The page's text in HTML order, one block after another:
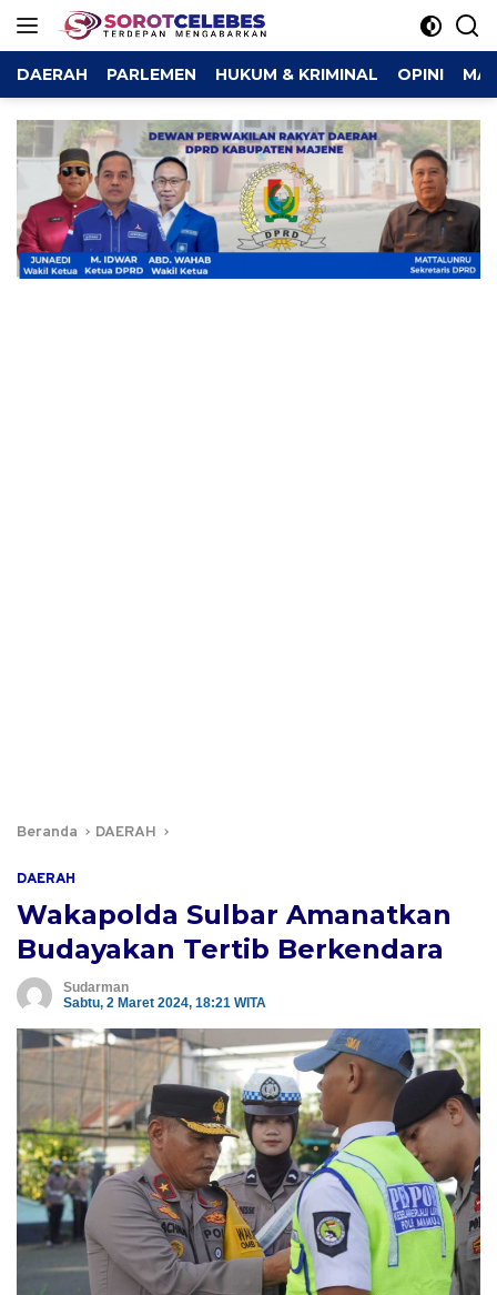
DAERAH PARLEMEN HUKUM & KRIMINAL OPINI
Beranda DAERAH
DAERAH
Wakapolda Sulbar Amanatkan
Budayakan Tertib Berkendara
Sudarman
Sabtu, 2 Maret 2024, 18:21 WITA